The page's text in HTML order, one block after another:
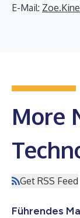
E-Mail:
More
Get RSS Feed
Führendes